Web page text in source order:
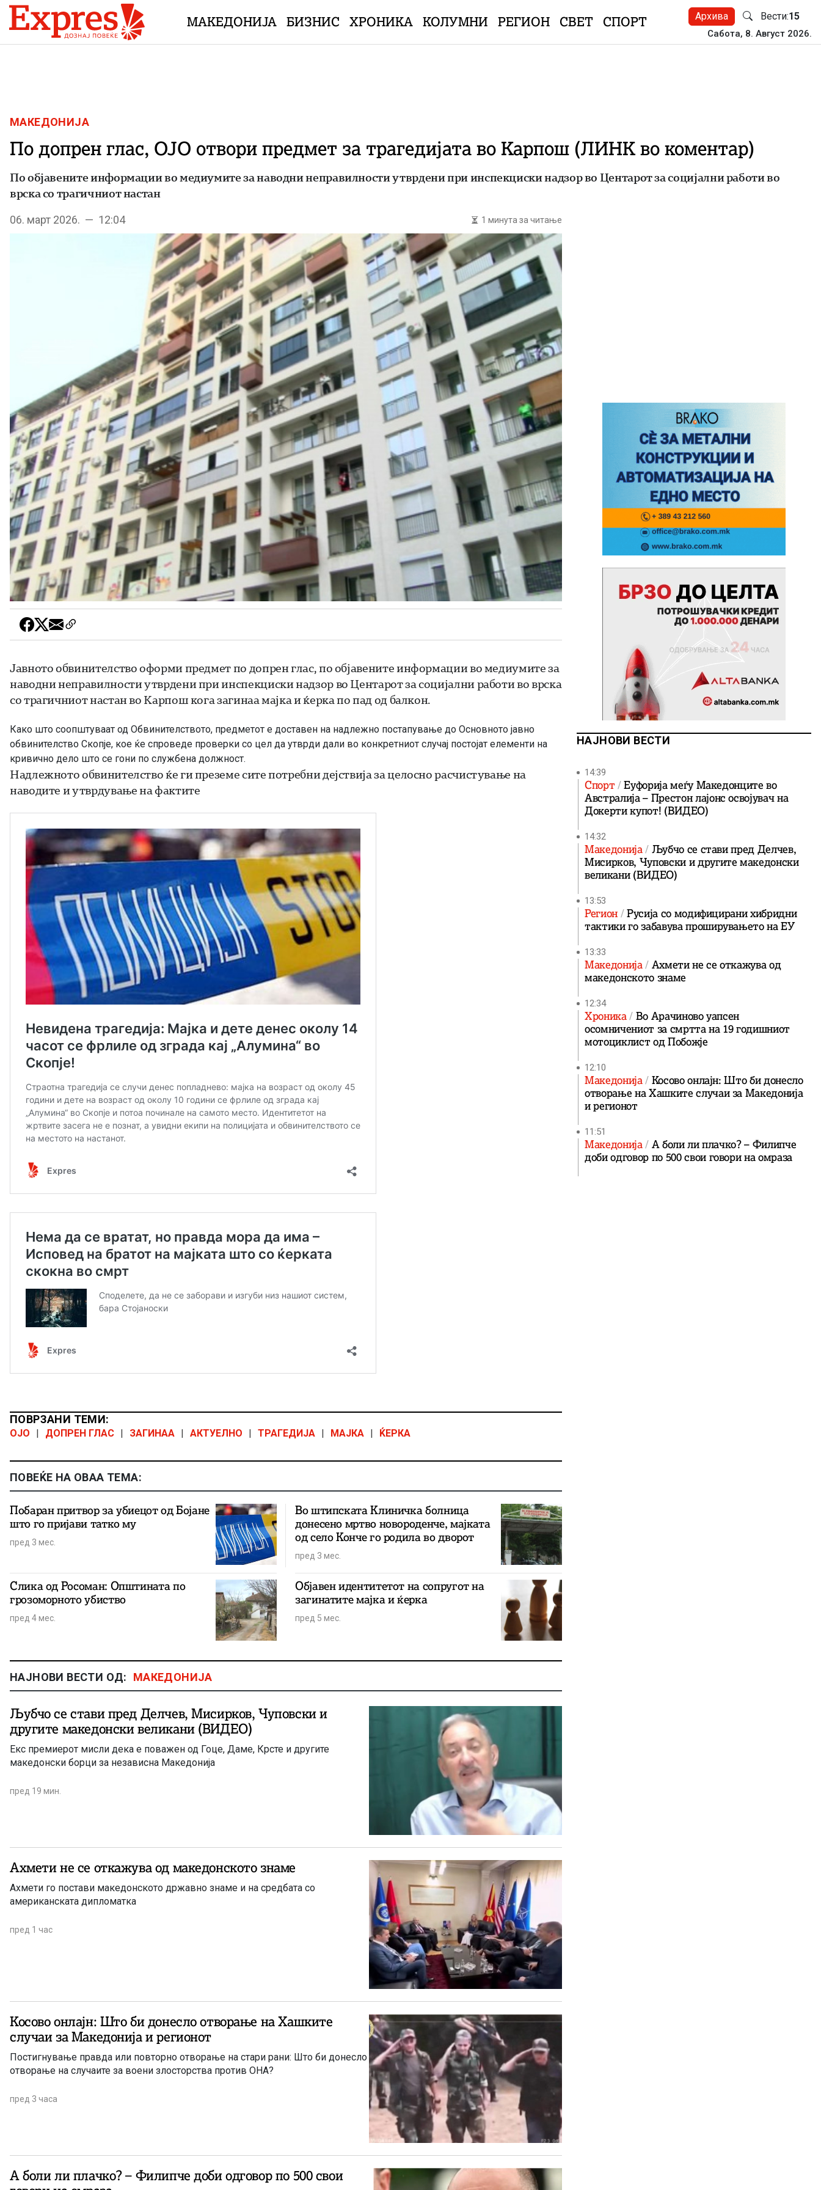
Skip to content
МАКЕДОНИЈА БИЗНИС ХРОНИКА КОЛУМНИ РЕГИОН СВЕТ СПОРТ Архива Вести:15
Сабота, 8. Август 2026.
МАКЕДОНИЈА
По допрен глас, ОЈО отвори предмет за трагедијата во Карпош (ЛИНК во коментар)
По објавените информации во медиумите за наводни неправилности утврдени при инспекциски надзор во Центарот за социјални работи во
врска со трагичниот настан
06. март 2026. — 12:04 1 минута за читање
Јавното обвинителство оформи предмет по допрен глас, по објавените информации во медиумите за
наводни неправилности утврдени при инспекциски надзор во Центарот за социјални работи во врска
со трагичниот настан во Карпош кога загинаа мајка и ќерка по пад од балкон.
Како што соопштуваат од Обвинителството, предметот е доставен на надлежно постапување до Основното јавно
обвинителство Скопје, кое ќе спроведе проверки со цел да утврди дали во конкретниот случај постојат елементи на
кривично дело што се гони по службена должност.
Надлежното обвинителство ќе ги преземе сите потребни дејствија за целосно расчистување на
наводите и утврдување на фактите
ПОВРЗАНИ ТЕМИ:
ОЈО ДОПРЕН ГЛАС ЗАГИНАА АКТУЕЛНО ТРАГЕДИЈА МАЈКА ЌЕРКА
ПОВЕЌЕ НА ОВАА ТЕМА:
Побаран притвор за убиецот од Бојане
што го пријави татко му
пред 3 мес.
Во штипската Клиничка болница
донесено мртво новороденче, мајката
од село Конче го родила во дворот
пред 3 мес.
Слика од Росоман: Општината по
грозоморното убиство
пред 4 мес.
Објавен идентитетот на сопругот на
загинатите мајка и ќерка
пред 5 мес.
НАЈНОВИ ВЕСТИ ОД: МАКЕДОНИЈА
Љубчо се стави пред Делчев, Мисирков, Чуповски и
другите македонски великани (ВИДЕО)
Екс премиерот мисли дека е поважен од Гоце, Даме, Крсте и другите
македонски борци за независна Македонија
пред 19 мин.
Ахмети не се откажува од македонското знаме
Ахмети го постави македонското државно знаме и на средбата со
американската дипломатка
пред 1 час
Косово онлајн: Што би донесло отворање на Хашките
случаи за Македонија и регионот
Постигнување правда или повторно отворање на стари рани: Што би донесло
отворање на случаите за воени злосторства против ОНА?
пред 3 часа
А боли ли плачко? – Филипче доби одговор по 500 свои
НАЈНОВИ ВЕСТИ
14:39
Спорт
Еуфорија меѓу Македонците во
Австралија – Престон лајонс освојувач на
Докерти купот! (ВИДЕО)
14:32
Македонија Љубчо се стави пред Делчев,
Мисирков, Чуповски и другите македонски
великани (ВИДЕО)
13:53
Регион
Русија со модифицирани хибридни
тактики го забавува проширувањето на ЕУ
13:33
Македонија Ахмети не се откажува од
македонското знаме
12:34
Хроника Во Арачиново уапсен
осомничениот за смртта на 19 годишниот
мотоциклист од Побожје
12:10
Македонија Косово онлајн: Што би донесло
отворање на Хашките случаи за Македонија
и регионот
11:51
Македонија А боли ли плачко? – Филипче
доби одговор по 500 свои говори на омраза